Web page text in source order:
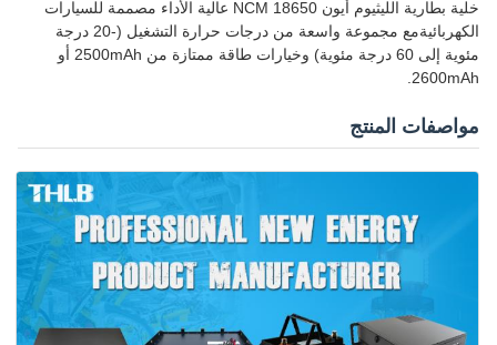
خلية بطارية الليثيوم أيون NCM 18650 عالية الأداء مصممة للسيارات
الكهربائيةمع مجموعة واسعة من درجات حرارة التشغيل (-20 درجة
مئوية إلى 60 درجة مئوية) وخيارات طاقة ممتازة من 2500mAh أو
2600mAh.
مواصفات المنتج